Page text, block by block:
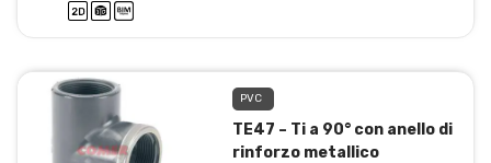
PVC
TE47 – Ti a 90° con anello di
rinforzo metallico